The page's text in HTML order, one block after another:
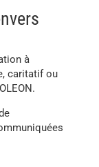
à
caritatif ou